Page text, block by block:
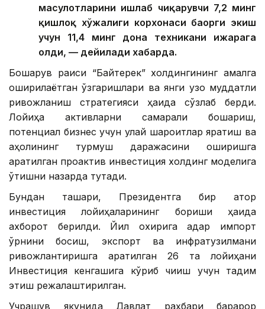
маҳсулотларини ишлаб чиқарувчи 7,2 минг
қишлоқ хўжалиги корхонаси баҳорги экиш
учун 11,4 минг дона техникани ижарага
олди, — дейилади хабарда.
Бошқарув раиси “Байтерек” холдингининг амалга
оширилаётган ўзгаришлари ва янги узоқ муддатли
ривожланиш стратегияси ҳақида сўзлаб берди.
Лойиҳа активларни самарали бошқариш,
потенциал бизнес учун қулай шароитлар яратиш ва
аҳолининг турмуш даражасини оширишга
қаратилган проактив инвестиция холдинг моделига
ўтишни назарда тутади.
Бундан ташқари, Президентга бир қатор
инвестиция лойиҳаларининг бориши ҳақида
ахборот берилди. Йил охирига қадар импорт
ўрнини босиш, экспорт ва инфратузилмани
ривожлантиришга қаратилган 26 та лойиҳани
Инвестиция кенгашига кўриб чиқиш учун тақдим
этиш режалаштирилган.
Учрашув якунида Давлат раҳбари барқарор